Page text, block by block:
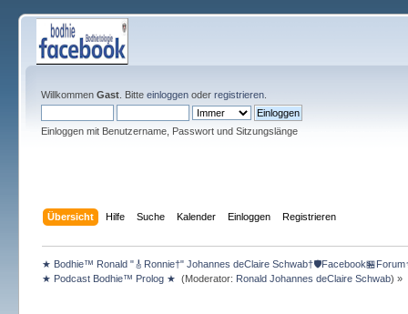
Willkommen Gast. Bitte einloggenoder registrieren.
Einloggen mit Benutzername, Passwort und Sitzungslänge
Übersicht Hilfe Suche Kalender Einloggen Registrieren
★ Bodhie™ Ronald "🎸Ronnie†" Johannes deClaire
★ Podcast Bodhie™ Prolog ★ (Moderator: Ronald Johannes deClaire Schwab) »